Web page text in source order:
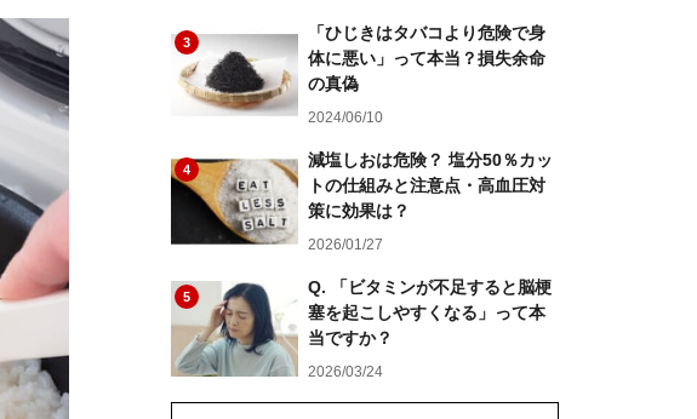
3
「ひじきはタバコより危険で身
体に悪い」って本当？損失余命
の真偽
2024/06/10
4
減塩しおは危険？ 塩分50％カッ
トの仕組みと注意点・高血圧対
策に効果は？
2026/01/27
5
Q. 「ビタミンが不足すると脳梗
塞を起こしやすくなる」って本
当ですか？
2026/03/24